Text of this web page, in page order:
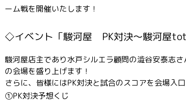
ーム戦を開催いたします！
◇イベント「駿河屋 PK対決〜駿河屋
駿河屋店主であり水戸シルエラ顧問の澁谷安泰志
の会場を盛り上げます！
さらに、皆様にはPK対決と試合のスコアを会場入
①PK対決予想くじ